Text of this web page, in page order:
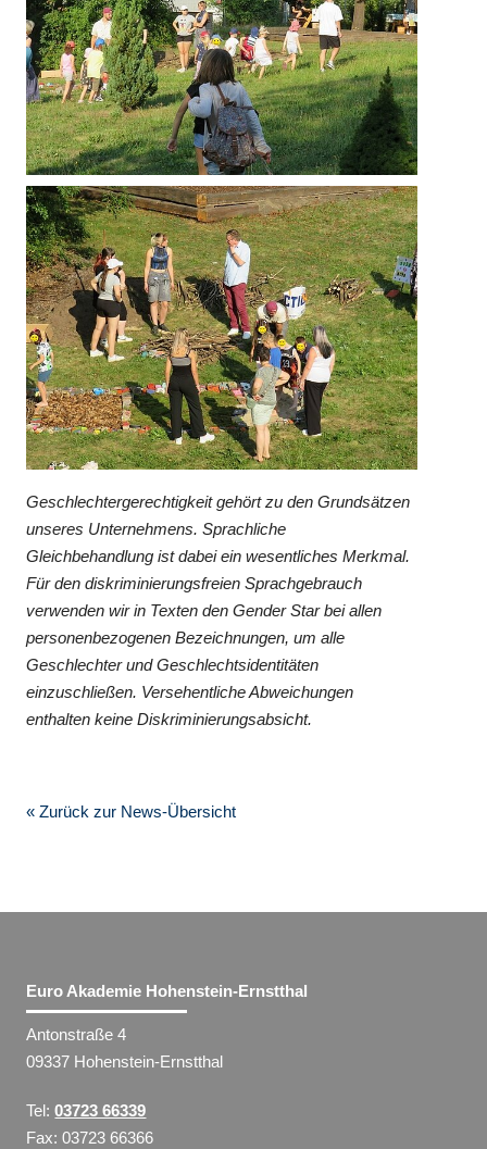
Geschlechtergerechtigkeit gehört zu den Grundsätzen
unseres Unternehmens. Sprachliche
Gleichbehandlung ist dabei ein wesentliches Merkmal.
Für den diskriminierungsfreien Sprachgebrauch
verwenden wir in Texten den Gender Star bei allen
personenbezogenen Bezeichnungen, um alle
Geschlechter und Geschlechtsidentitäten
einzuschließen. Versehentliche Abweichungen
enthalten keine Diskriminierungsabsicht.
« Zurück zur News-Übersicht
Euro Akademie Hohenstein-Ernstthal
Antonstraße 4
09337 Hohenstein-Ernstthal
Tel:03723 66339
Fax: 03723 66366